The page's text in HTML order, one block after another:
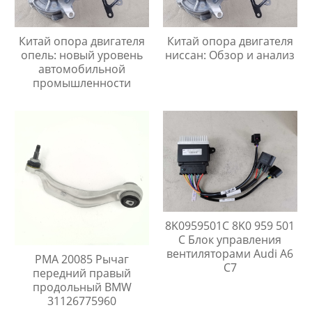
Китай опора двигателя
опель: новый уровень
автомобильной
промышленности
Китай опора двигателя
ниссан: Обзор и анализ
PMA 20085 Рычаг
передний правый
продольный BMW
31126775960
8K0959501C 8K0 959 501
C Блок управления
вентиляторами Audi A6
C7